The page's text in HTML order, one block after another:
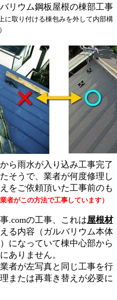
リウム鋼板屋根の棟部工事
上に取り付ける棟包みを外して内部構
ら雨水が入り込み工事完了
そうで、業者が何度修理し
をご依頼頂いた工事前のも
者がこの方法で工事しています）
.comの工事、これは屋根材
る内容（ガルバリウム本体
になっていて棟中心部から
ありません。
者が左写真と同じ工事を行
または再葺き替えが必要に